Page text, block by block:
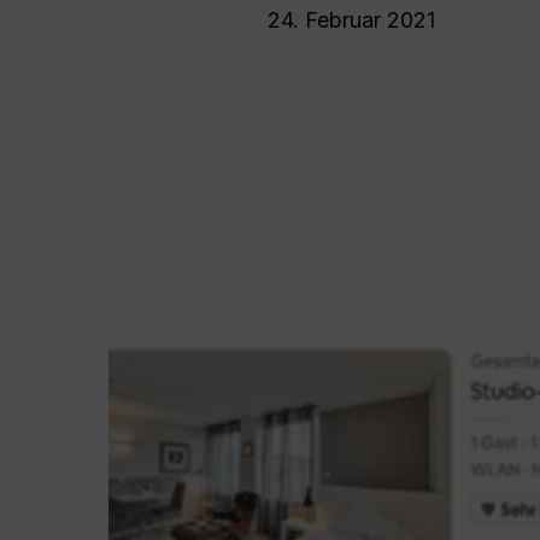
Drücken Sie die Eingabetaste, um zu suchen
24. Februar 2021